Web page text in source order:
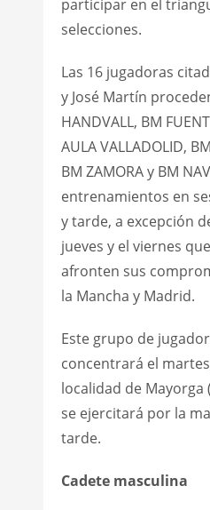
participar en el
selecciones.
Las 16 jugadoras
y José Martín
HANDVALL, BM
AULA VALLADOLID,
BM ZAMORA y BM
entrenamientos en
y tarde, a excepción
jueves y el viernes
afronten sus
la Mancha y Madrid.
Este grupo de
concentrará el
localidad de Mayorga
se ejercitará por la
tarde.
Cadete masculina